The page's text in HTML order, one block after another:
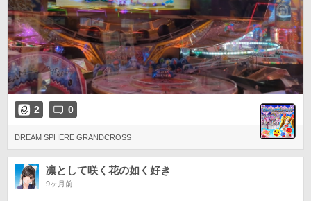
2 0
DREAM SPHERE GRANDCROSS
凛として咲く花の如く好き
9ヶ月前